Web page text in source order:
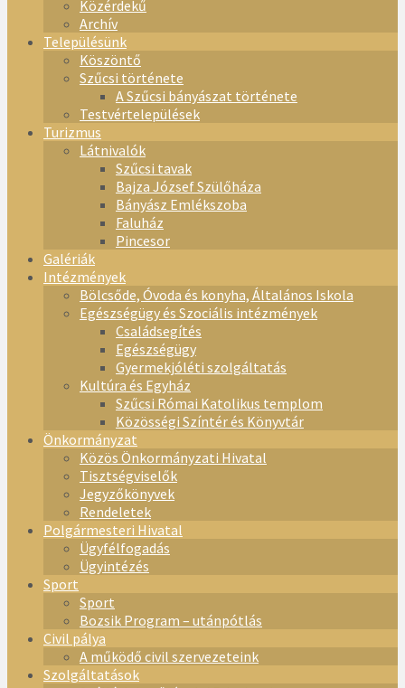
Közérdekű
Archív
Településünk
Köszöntő
Szűcsi története
A Szűcsi bányászat története
Testvértelepülések
Turizmus
Látnivalók
Szűcsi tavak
Bajza József Szülőháza
Bányász Emlékszoba
Faluház
Pincesor
Galériák
Intézmények
Bölcsőde, Óvoda és konyha, Általános Iskola
Egészségügy és Szociális intézmények
Családsegítés
Egészségügy
Gyermekjóléti szolgáltatás
Kultúra és Egyház
Szűcsi Római Katolikus templom
Közösségi Színtér és Könyvtár
Önkormányzat
Közös Önkormányzati Hivatal
Tisztségviselők
Jegyzőkönyvek
Rendeletek
Polgármesteri Hivatal
Ügyfélfogadás
Ügyintézés
Sport
Sport
Bozsik Program – utánpótlás
Civil pálya
A működő civil szervezeteink
Szolgáltatások